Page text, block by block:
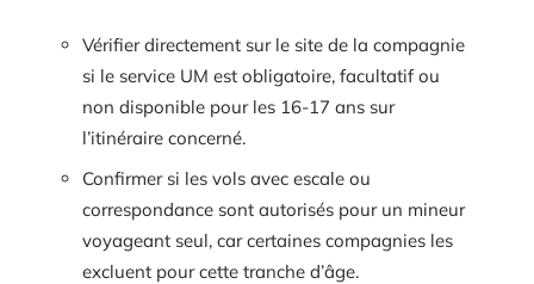
Vérifier directement sur le site de la compagnie
si le service UM est obligatoire, facultatif ou
non disponible pour les 16-17 ans sur
l’itinéraire concerné.
Confirmer si les vols avec escale ou
correspondance sont autorisés pour un mineur
voyageant seul, car certaines compagnies les
excluent pour cette tranche d’âge.